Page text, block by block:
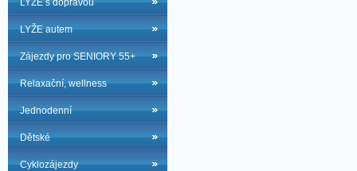
LYŽE s dopravou
LYŽE autem
Zájezdy pro SENIORY 55+
Relaxační, wellness
Jednodenní
Dětské
Cyklozájezdy